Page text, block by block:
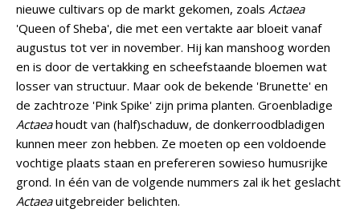
nieuwe cultivars op de markt gekomen, zoals Actaea
'Queen of Sheba', die met een vertakte aar bloeit vanaf
augustus tot ver in november. Hij kan manshoog worden
en is door de vertakking en scheefstaande bloemen wat
losser van structuur. Maar ook de bekende 'Brunette' en
de zachtroze 'Pink Spike' zijn prima planten. Groenbladige
Actaeahoudt van (half)schaduw, de donkerroodbladigen
kunnen meer zon hebben. Ze moeten op een voldoende
vochtige plaats staan en prefereren sowieso humusrijke
grond. In één van de volgende nummers zal ik het geslacht
Actaeauitgebreider belichten.